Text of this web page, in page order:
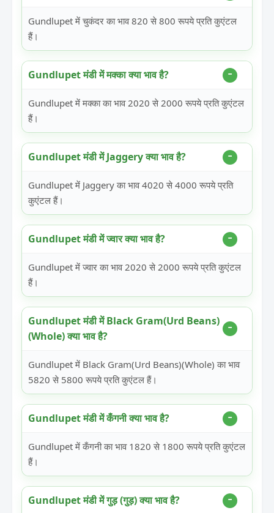
Gundlupet में चुकंदर का भाव 820 से 800 रूपये प्रति कुएंटल
हैं।
Gundlupet मंडी में मक्का क्या भाव है?
Gundlupet में मक्का का भाव 2020 से 2000 रूपये प्रति कुएंटल
हैं।
Gundlupet मंडी में Jaggery क्या भाव है?
Gundlupet में Jaggery का भाव 4020 से 4000 रूपये प्रति
कुएंटल हैं।
Gundlupet मंडी में ज्वार क्या भाव है?
Gundlupet में ज्वार का भाव 2020 से 2000 रूपये प्रति कुएंटल
हैं।
Gundlupet मंडी में Black Gram(Urd Beans)
(Whole) क्या भाव है?
Gundlupet में Black Gram(Urd Beans)(Whole) का भाव
5820 से 5800 रूपये प्रति कुएंटल हैं।
Gundlupet मंडी में कँगनी क्या भाव है?
Gundlupet में कँगनी का भाव 1820 से 1800 रूपये प्रति कुएंटल
हैं।
Gundlupet मंडी में गुड़ (गुड़) क्या भाव है?